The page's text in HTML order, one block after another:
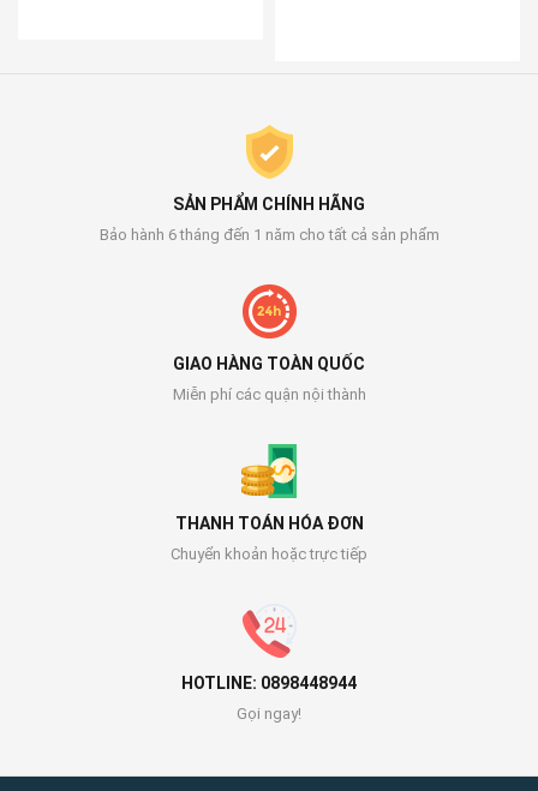
SẢN PHẨM CHÍNH HÃNG
Bảo hành 6 tháng đến 1 năm cho tất cả sản phẩm
GIAO HÀNG TOÀN QUỐC
Miễn phí các quận nội thành
THANH TOÁN HÓA ĐƠN
Chuyển khoản hoặc trực tiếp
HOTLINE: 0898448944
Gọi ngay!